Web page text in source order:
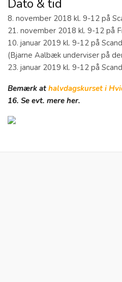
Dato & tid
8. november 2018 kl. 9-12 på
21. november 2018 kl. 9-12 på
10. januar 2019 kl. 9-12 på
(Bjarne Aalbæk underviser på
23. januar 2019 kl. 9-12 på
Bemærk at halvdagskurset i
16. Se evt. mere her.